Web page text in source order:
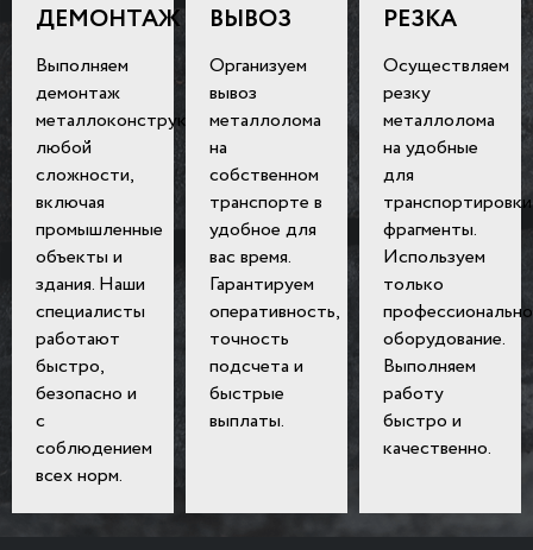
ДЕМОНТАЖ
Выполняем
демонтаж
металлоконструкций
любой
сложности,
включая
промышленные
объекты и
здания. Наши
специалисты
работают
быстро,
безопасно и
с
соблюдением
всех норм.
ВЫВОЗ
Организуем
вывоз
металлолома
на
собственном
транспорте в
удобное для
вас время.
Гарантируем
оперативность,
точность
подсчета и
быстрые
выплаты.
РЕЗКА
Осуществляем
резку
металлолома
на удобные
для
транспортировки
фрагменты.
Используем
только
оборудование.
Выполняем
работу
быстро и
качественно.